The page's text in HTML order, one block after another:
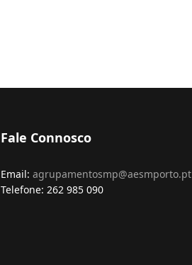
Fale Connosco
Email: agrupamentosmp@aesmporto.pt
Telefone: 262 985 090